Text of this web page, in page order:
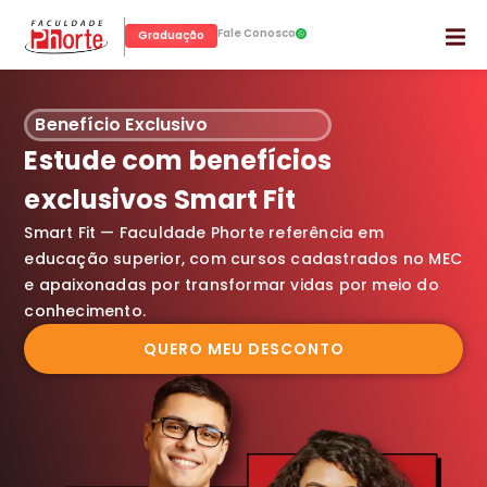
Graduação Fale Conosco
Benefício Exclusivo
Estude com benefícios
exclusivos Smart Fit
Smart Fit — Faculdade Phorte referência em
educação superior, com cursos cadastrados no MEC
e apaixonadas por transformar vidas por meio do
conhecimento.
QUERO MEU DESCONTO